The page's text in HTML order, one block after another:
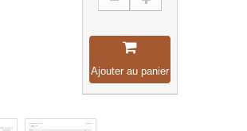
Ajouter au panier